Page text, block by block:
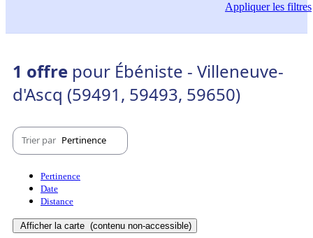
Appliquerles filtres
1 offre pour Ébéniste - Villeneuve-
d'Ascq (59491, 59493, 59650)
Trier par Pertinence
Pertinence
Date
Distance
Afficher la carte (contenu non-accessible)